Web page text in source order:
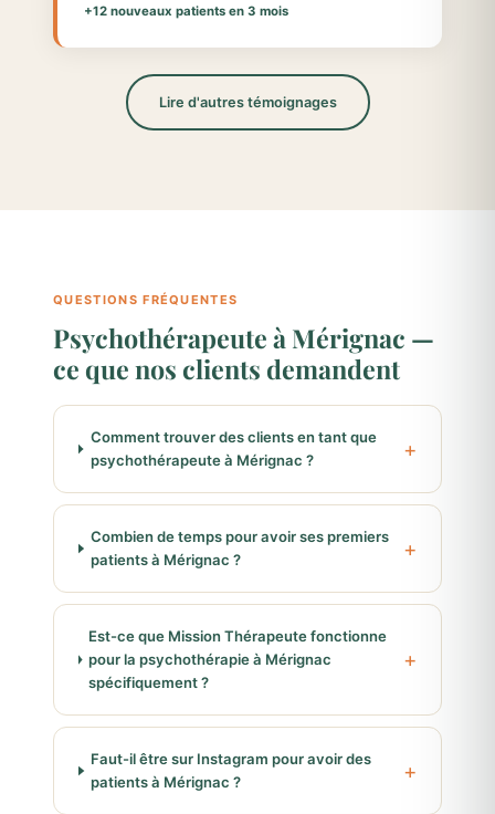
+12 nouveaux patients en 3 mois
Lire d'autres témoignages
QUESTIONS FRÉQUENTES
Psychothérapeute à Mérignac —
ce que nos clients demandent
Comment trouver des clients en tant que
psychothérapeute à Mérignac ?
Combien de temps pour avoir ses premiers
patients à Mérignac ?
Est-ce que Mission Thérapeute fonctionne
pour la psychothérapie à Mérignac
spécifiquement ?
Faut-il être sur Instagram pour avoir des
patients à Mérignac ?